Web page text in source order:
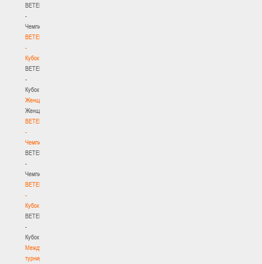
BETERA
-
Чемпионат
BETERA
-
Кубок
BETERA
-
Кубок
Женщины
Женщины
BETERA
-
Чемпионат
BETERA
-
Чемпионат
BETERA
-
Кубок
BETERA
-
Кубок
Международный
турнир